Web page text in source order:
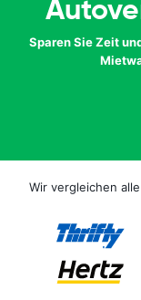
Sparen Sie Zeit
Wir vergleichen